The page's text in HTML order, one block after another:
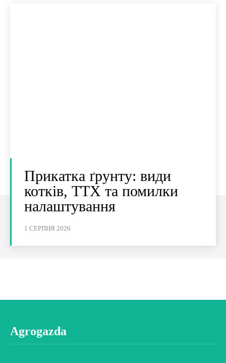
Прикатка ґрунту: види
котків, ТТХ та помилки
налаштування
1 СЕРПНЯ 2026
Agrogazda